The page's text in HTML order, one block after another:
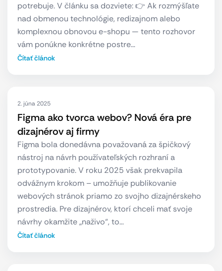
potrebuje. V článku sa dozviete: 👉 Ak rozmýšľate
nad obmenou technológie, redizajnom alebo
komplexnou obnovou e-shopu — tento rozhovor
vám ponúkne konkrétne postre…
Čítať článok
2. júna 2025
Figma ako tvorca webov? Nová éra pre
dizajnérov aj firmy
Figma bola donedávna považovaná za špičkový
nástroj na návrh používateľských rozhraní a
prototypovanie. V roku 2025 však prekvapila
odvážnym krokom – umožňuje publikovanie
webových stránok priamo zo svojho dizajnérskeho
prostredia. Pre dizajnérov, ktorí chceli mať svoje
návrhy okamžite „naživo“, to…
Čítať článok